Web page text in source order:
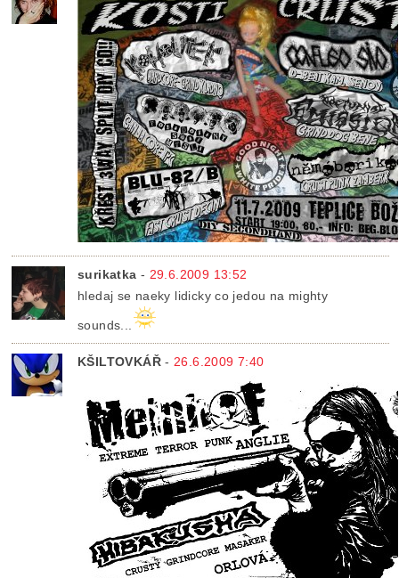
surikatka - 29.6.2009 13:52
hledaj se naeky lidicky co jedou na mighty
sounds...
KŠILTOVKÁŘ- 26.6.2009 7:40